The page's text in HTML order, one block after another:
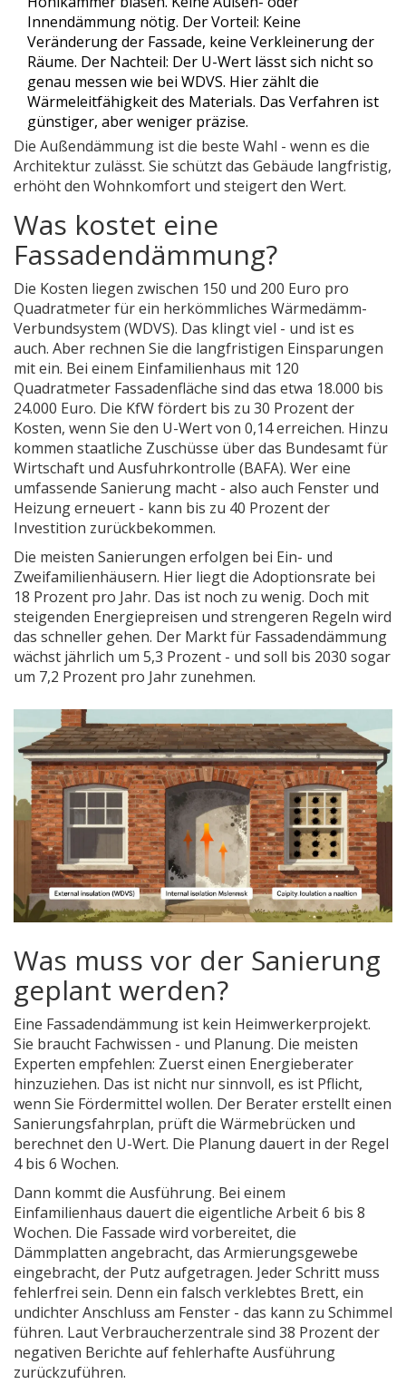
Innendämmung nötig. Der Vorteil: Keine
Veränderung der Fassade, keine Verkleinerung der
Räume. Der Nachteil: Der U-Wert lässt sich nicht so
genau messen wie bei WDVS. Hier zählt die
Wärmeleitfähigkeit des Materials. Das Verfahren ist
günstiger, aber weniger präzise.
Die Außendämmung ist die beste Wahl - wenn es die
Architektur zulässt. Sie schützt das Gebäude langfristig,
erhöht den Wohnkomfort und steigert den Wert.
Was kostet eine
Fassadendämmung?
Die Kosten liegen zwischen 150 und 200 Euro pro
Quadratmeter für ein herkömmliches Wärmedämm-
Verbundsystem (WDVS). Das klingt viel - und ist es
auch. Aber rechnen Sie die langfristigen Einsparungen
mit ein. Bei einem Einfamilienhaus mit 120
Quadratmeter Fassadenfläche sind das etwa 18.000 bis
24.000 Euro. Die KfW fördert bis zu 30 Prozent der
Kosten, wenn Sie den U-Wert von 0,14 erreichen. Hinzu
kommen staatliche Zuschüsse über das Bundesamt für
Wirtschaft und Ausfuhrkontrolle (BAFA). Wer eine
umfassende Sanierung macht - also auch Fenster und
Heizung erneuert - kann bis zu 40 Prozent der
Investition zurückbekommen.
Die meisten Sanierungen erfolgen bei Ein- und
Zweifamilienhäusern. Hier liegt die Adoptionsrate bei
18 Prozent pro Jahr. Das ist noch zu wenig. Doch mit
steigenden Energiepreisen und strengeren Regeln wird
das schneller gehen. Der Markt für Fassadendämmung
wächst jährlich um 5,3 Prozent - und soll bis 2030 sogar
um 7,2 Prozent pro Jahr zunehmen.
Was muss vor der Sanierung
geplant werden?
Eine Fassadendämmung ist kein Heimwerkerprojekt.
Sie braucht Fachwissen - und Planung. Die meisten
Experten empfehlen: Zuerst einen Energieberater
hinzuziehen. Das ist nicht nur sinnvoll, es ist Pflicht,
wenn Sie Fördermittel wollen. Der Berater erstellt einen
Sanierungsfahrplan, prüft die Wärmebrücken und
berechnet den U-Wert. Die Planung dauert in der Regel
4 bis 6 Wochen.
Dann kommt die Ausführung. Bei einem
Einfamilienhaus dauert die eigentliche Arbeit 6 bis 8
Wochen. Die Fassade wird vorbereitet, die
Dämmplatten angebracht, das Armierungsgewebe
eingebracht, der Putz aufgetragen. Jeder Schritt muss
fehlerfrei sein. Denn ein falsch verklebtes Brett, ein
undichter Anschluss am Fenster - das kann zu Schimmel
führen. Laut Verbraucherzentrale sind 38 Prozent der
negativen Berichte auf fehlerhafte Ausführung
zurückzuführen.